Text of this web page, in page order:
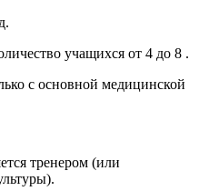
учащихся от 4 до 8 .
с основной медицинской
тренером (или